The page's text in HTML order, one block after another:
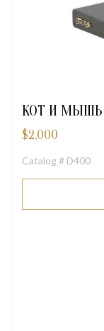
КОТ И МЫШЬ
$2,000
Catalog # D400